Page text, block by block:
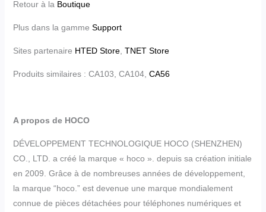
Retour à la Boutique
Plus dans la gamme Support
Sites partenaire HTED Store, TNET Store
Produits similaires : CA103, CA104, CA56
A propos de HOCO
DÉVELOPPEMENT TECHNOLOGIQUE HOCO (SHENZHEN)
CO., LTD. a créé la marque « hoco ». depuis sa création initiale
en 2009. Grâce à de nombreuses années de développement,
la marque “hoco.” est devenue une marque mondialement
connue de pièces détachées pour téléphones numériques et